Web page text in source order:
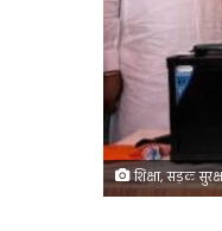
शिक्षा, सड़क